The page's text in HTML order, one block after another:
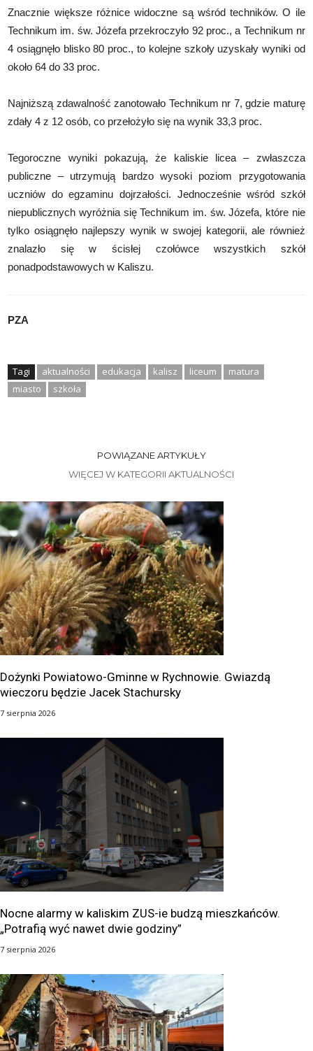
Znacznie większe różnice widoczne są wśród techników. O ile
Technikum im. św. Józefa przekroczyło 92 proc., a Technikum nr
4 osiągnęło blisko 80 proc., to kolejne szkoły uzyskały wyniki od
około 64 do 33 proc.
Najniższą zdawalność zanotowało Technikum nr 7, gdzie maturę
zdały 4 z 12 osób, co przełożyło się na wynik 33,3 proc.
Tegoroczne wyniki pokazują, że kaliskie licea – zwłaszcza
publiczne – utrzymują bardzo wysoki poziom przygotowania
uczniów do egzaminu dojrzałości. Jednocześnie wśród szkół
niepublicznych wyróżnia się Technikum im. św. Józefa, które nie
tylko osiągnęło najlepszy wynik w swojej kategorii, ale również
znalazło się w ścisłej czołówce wszystkich szkół
ponadpodstawowych w Kaliszu.
PZA
Tagi aktualności edukacja kalisz liceum
matura
miasto
szkoła
POWIĄZANE ARTYKUŁY
WIĘCEJ W KATEGORII AKTUALNOŚCI
Dożynki Powiatowo-Gminne w Rychnowie. Gwiazdą
wieczoru będzie Jacek Stachursky
7 sierpnia 2026
Nocne alarmy w kaliskim ZUS-ie budzą mieszkańców.
„Potrafią wyć nawet dwie godziny”
7 sierpnia 2026